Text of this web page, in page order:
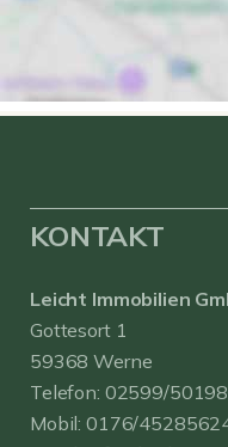
KONTAKT
Leicht Immobilien
Gottesort 1
59368 Werne
Telefon: 02599/
Mobil: 0176/